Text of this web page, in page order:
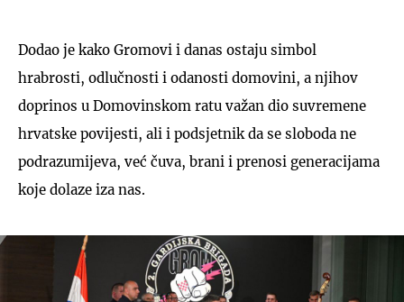
Dodao je kako Gromovi i danas ostaju simbol
hrabrosti, odlučnosti i odanosti domovini, a njihov
doprinos u Domovinskom ratu važan dio suvremene
hrvatske povijesti, ali i podsjetnik da se sloboda ne
podrazumijeva, već čuva, brani i prenosi generacijama
koje dolaze iza nas.